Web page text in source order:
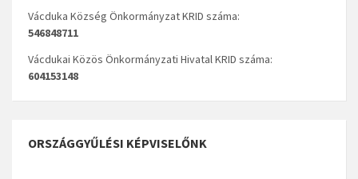
Vácduka Község Önkormányzat KRID száma:
546848711
Vácdukai Közös Önkormányzati Hivatal KRID száma:
604153148
ORSZÁGGYŰLÉSI KÉPVISELŐNK